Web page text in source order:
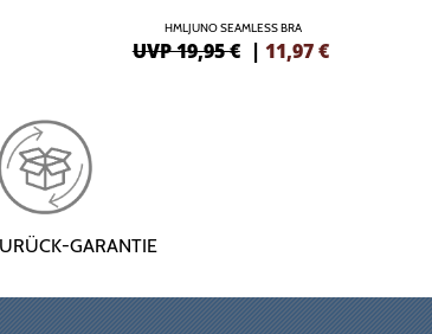
HMLJUNO SEAMLESS BRA
UVP 19,95 € | 11,97€
GARANTIE